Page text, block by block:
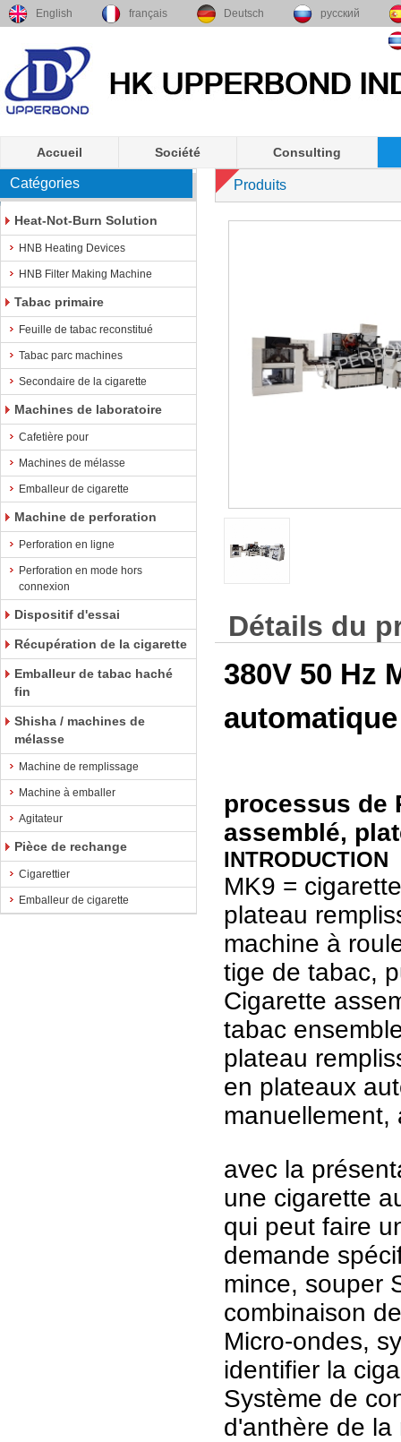
English français Deutsch русский
Accueil Société Consulting
Catégories
Heat-Not-Burn Solution
HNB Heating Devices
HNB Filter Making Machine
Tabac primaire
Feuille de tabac reconstitué
Tabac parc machines
Secondaire de la cigarette
Machines de laboratoire
Cafetière pour
Machines de mélasse
Emballeur de cigarette
Machine de perforation
Perforation en ligne
Perforation en mode hors
connexion
Dispositif d'essai
Récupération de la cigarette
Emballeur de tabac haché
fin
Shisha / machines de
mélasse
Machine de remplissage
Machine à emballer
Agitateur
Pièce de rechange
Cigarettier
Emballeur de cigarette
Produits
Détails du
380V 50 Hz
processus de
assemblé,
INTRODUCTION
MK9 =
plateau
machine à
tige de tabac,
Cigarette
tabac
plateau
en plateaux
manuellement,
avec la
une cigarette
qui peut faire
demande
mince, souper
combinaison
Micro-ondes,
identifier la
Système de
d'anthère de la